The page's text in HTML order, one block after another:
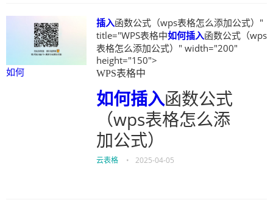
如何
插入函数公式（wps表格怎么添加公式）"
title="WPS表格中如何插入函数公式（wps
表格怎么添加公式）" width="200"
height="150">
WPS表格中
如何插入函数公式
（wps表格怎么添
加公式）
云表格 • 2025-04-05